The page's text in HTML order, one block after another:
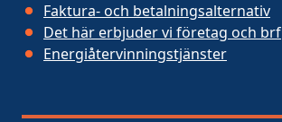
Faktura- och betalningsalternativ
Det här erbjuder vi företag och brf
Energiåtervinningstjänster